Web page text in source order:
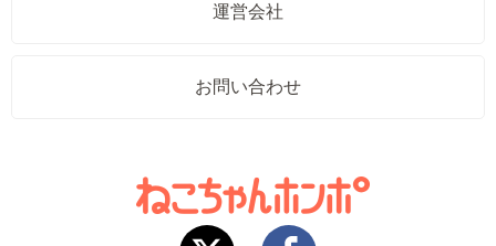
運営会社
お問い合わせ